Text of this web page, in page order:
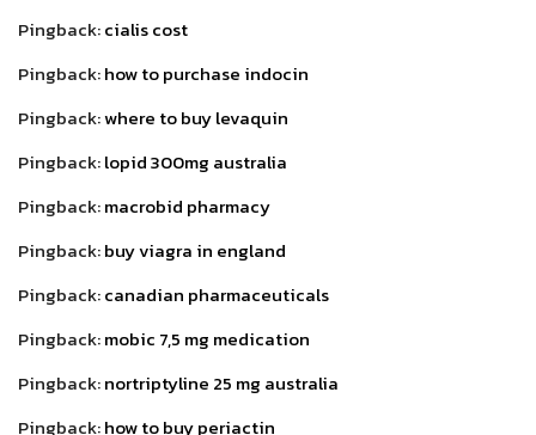
Pingback:cialis cost
Pingback:how to purchase indocin
Pingback:where to buy levaquin
Pingback:lopid 300mg australia
Pingback:macrobid pharmacy
Pingback:buy viagra in england
Pingback:canadian pharmaceuticals
Pingback:mobic 7,5 mg medication
Pingback:nortriptyline 25 mg australia
Pingback:how to buy periactin